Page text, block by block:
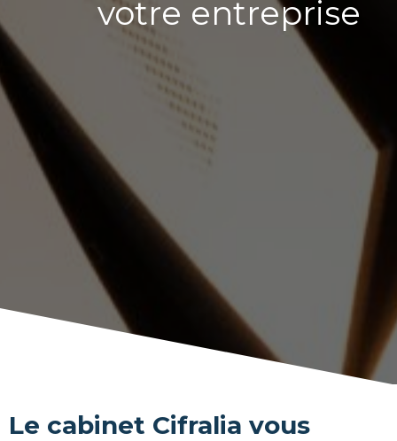
votre entreprise
Le cabinet Cifralia vous